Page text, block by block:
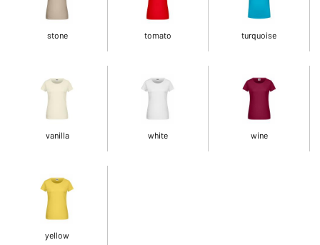
stone tomato turquoise
vanilla white wine
yellow